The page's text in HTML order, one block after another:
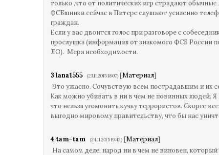
только ,что от политических игр страдают
ФСБшники сейчас в Питере слушают усиленно
граждан.
Если у вас двоится голос при разговоре с
прослушка (информация от знакомого ФСБ России
ЛО). Мера необходимости.
3 lana1555 (23.11.2015 18:07) [Материал]
Это ужасно. Сочувствую всем пострадавшим и их
Как можно убивать в ни в чем не повинных людей. Я
что нельзя угомонить кучку террористов. Скорее
выгодно мировому правительству, что бы нас
4 tam-tam (24.11.2015 19:42) [Материал]
На самом деле, народ ни в чем не виновен, который